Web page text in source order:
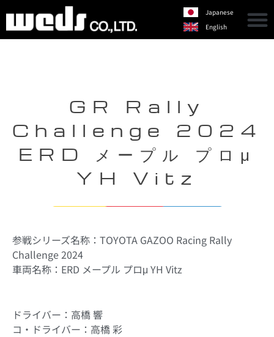
Japanese
English
GR Rally
Challenge 2024
ERD メープル プロμ
YH Vitz
参戦シリーズ名称：TOYOTA GAZOO Racing Rally
Challenge 2024
車両名称： ERD メープル プロμ YH Vitz
ドライバー：高橋 響
コ・ドライバー：高橋 彩